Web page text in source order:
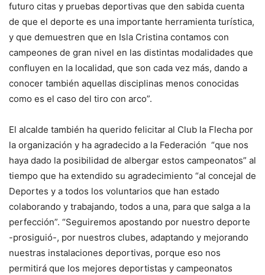
futuro citas y pruebas deportivas que den sabida cuenta
de que el deporte es una importante herramienta turística,
y que demuestren que en Isla Cristina contamos con
campeones de gran nivel en las distintas modalidades que
confluyen en la localidad, que son cada vez más, dando a
conocer también aquellas disciplinas menos conocidas
como es el caso del tiro con arco”.
El alcalde también ha querido felicitar al Club la Flecha por
la organización y ha agradecido a la Federación “que nos
haya dado la posibilidad de albergar estos campeonatos” al
tiempo que ha extendido su agradecimiento “al concejal de
Deportes y a todos los voluntarios que han estado
colaborando y trabajando, todos a una, para que salga a la
perfección”. “Seguiremos apostando por nuestro deporte
-prosiguió-, por nuestros clubes, adaptando y mejorando
nuestras instalaciones deportivas, porque eso nos
permitirá que los mejores deportistas y campeonatos